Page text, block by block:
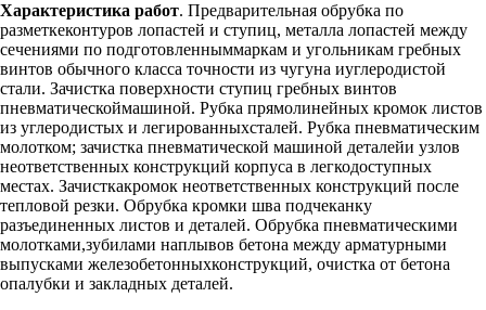
Характеристика работ. Предварительная обрубка по
разметкеконтуров лопастей и ступиц, металла лопастей между
сечениями по подготовленныммаркам и угольникам гребных
винтов обычного класса точности из чугуна иуглеродистой
стали. Зачистка поверхности ступиц гребных винтов
пневматическоймашиной. Рубка прямолинейных кромок листов
из углеродистых и легированныхсталей. Рубка пневматическим
молотком; зачистка пневматической машиной деталейи узлов
неответственных конструкций корпуса в легкодоступных
местах. Зачисткакромок неответственных конструкций после
тепловой резки. Обрубка кромки шва подчеканку
разъединенных листов и деталей. Обрубка пневматическими
молотками,зубилами наплывов бетона между арматурными
выпусками железобетонныхконструкций, очистка от бетона
опалубки и закладных деталей.